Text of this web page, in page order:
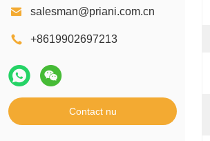
salesman@priani.com.cn
+8619902697213
Contact nu